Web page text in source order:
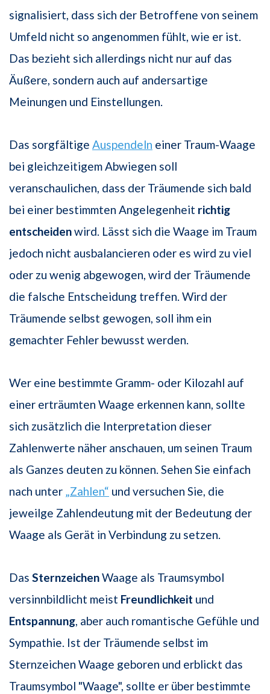
signalisiert, dass sich der Betroffene von seinem
Umfeld nicht so angenommen fühlt, wie er ist.
Das bezieht sich allerdings nicht nur auf das
Äußere, sondern auch auf andersartige
Meinungen und Einstellungen.
Das sorgfältige Auspendeln einer Traum-Waage
bei gleichzeitigem Abwiegen soll
veranschaulichen, dass der Träumende sich bald
bei einer bestimmten Angelegenheit richtig
entscheidenwird. Lässt sich die Waage im Traum
jedoch nicht ausbalancieren oder es wird zu viel
oder zu wenig abgewogen, wird der Träumende
die falsche Entscheidung treffen. Wird der
Träumende selbst gewogen, soll ihm ein
gemachter Fehler bewusst werden.
Wer eine bestimmte Gramm- oder Kilozahl auf
einer erträumten Waage erkennen kann, sollte
sich zusätzlich die Interpretation dieser
Zahlenwerte näher anschauen, um seinen Traum
als Ganzes deuten zu können. Sehen Sie einfach
nach unter „Zahlen“ und versuchen Sie, die
jeweilge Zahlendeutung mit der Bedeutung der
Waage als Gerät in Verbindung zu setzen.
Das SternzeichenWaage als Traumsymbol
versinnbildlicht meist Freundlichkeit und
Entspannung, aber auch romantische Gefühle und
Sympathie. Ist der Träumende selbst im
Sternzeichen Waage geboren und erblickt das
Traumsymbol "Waage", sollte er über bestimmte